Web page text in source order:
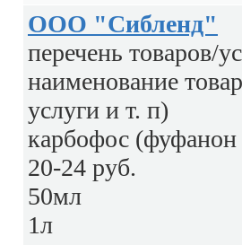
ООО "Сибленд"
перечень товаров/
наименование
услуги и т. п)
карбофос
20-24 руб.
50мл
1л